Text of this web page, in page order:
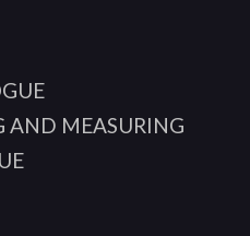
AND MEASURING